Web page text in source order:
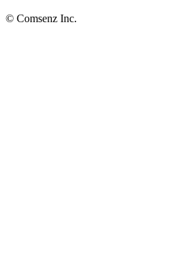
© Comsenz Inc.